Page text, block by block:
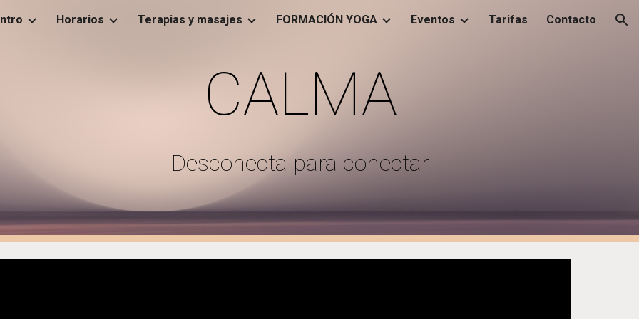
to main content Skip to navigation
Horarios Terapias y masajes FORMACIÓN YOGA Eventos Tarifas Contacto
CALMA
Desconecta para conectar